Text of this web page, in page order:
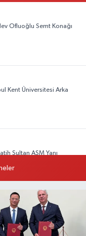
Ofluoğlu Semt Konağı
Kent Üniversitesi Arka
Sultan ASM Yanı